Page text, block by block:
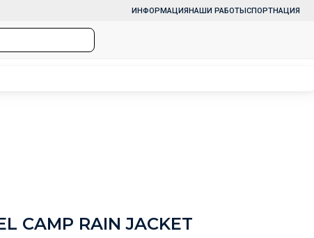
ИНФОРМАЦИЯНАШИ РАБОТЫСПОРТНАЦИЯ
CAMP RAIN JACKET